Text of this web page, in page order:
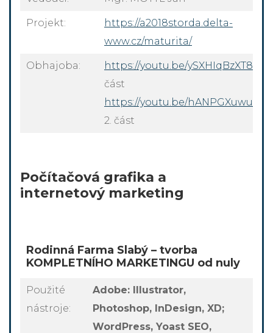
Projekt:
https://a2018storda.delta-
www.cz/maturita/
Obhajoba: https://youtu.be/ySXHIqBzXT8
část
https://youtu.be/hANPGXuwuR8
2. část
Počítačová grafika a
internetový marketing
Rodinná Farma Slabý – tvorba
KOMPLETNÍHO MARKETINGU od nuly
Použité
nástroje:
Adobe: Illustrator,
Photoshop, InDesign, XD;
WordPress, Yoast SEO,